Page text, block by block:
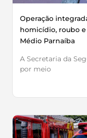
Operação
homicídio, roubo
Médio Parnaíba
A Secretaria da
por meio